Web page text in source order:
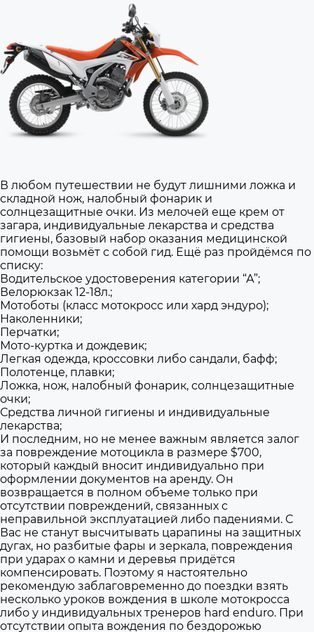
В любом путешествии не будут лишними ложка и
складной нож, налобный фонарик и
солнцезащитные очки. Из мелочей еще крем от
загара, индивидуальные лекарства и средства
гигиены, базовый набор оказания медицинской
помощи возьмёт с собой гид. Ещё раз пройдёмся по
списку:
Водительское удостоверения категории “А”;
Велорюкзак 12-18л.;
Мотоботы (класс мотокросс или хард эндуро);
Наколенники;
Перчатки;
Мото-куртка и дождевик;
Легкая одежда, кроссовки либо сандали, бафф;
Полотенце, плавки;
Ложка, нож, налобный фонарик, солнцезащитные
очки;
Средства личной гигиены и индивидуальные
лекарства;
И последним, но не менее важным является залог
за повреждение мотоцикла в размере $700,
который каждый вносит индивидуально при
оформлении документов на аренду. Он
возвращается в полном объеме только при
отсутствии повреждений, связанных с
неправильной эксплуатацией либо падениями. С
Вас не станут высчитывать царапины на защитных
дугах, но разбитые фары и зеркала, повреждения
при ударах о камни и деревья придётся
компенсировать. Поэтому я настоятельно
рекомендую заблаговременно до поездки взять
несколько уроков вождения в школе мотокросса
либо у индивидуальных тренеров hard enduro. При
отсутствии опыта вождения по бездорожью